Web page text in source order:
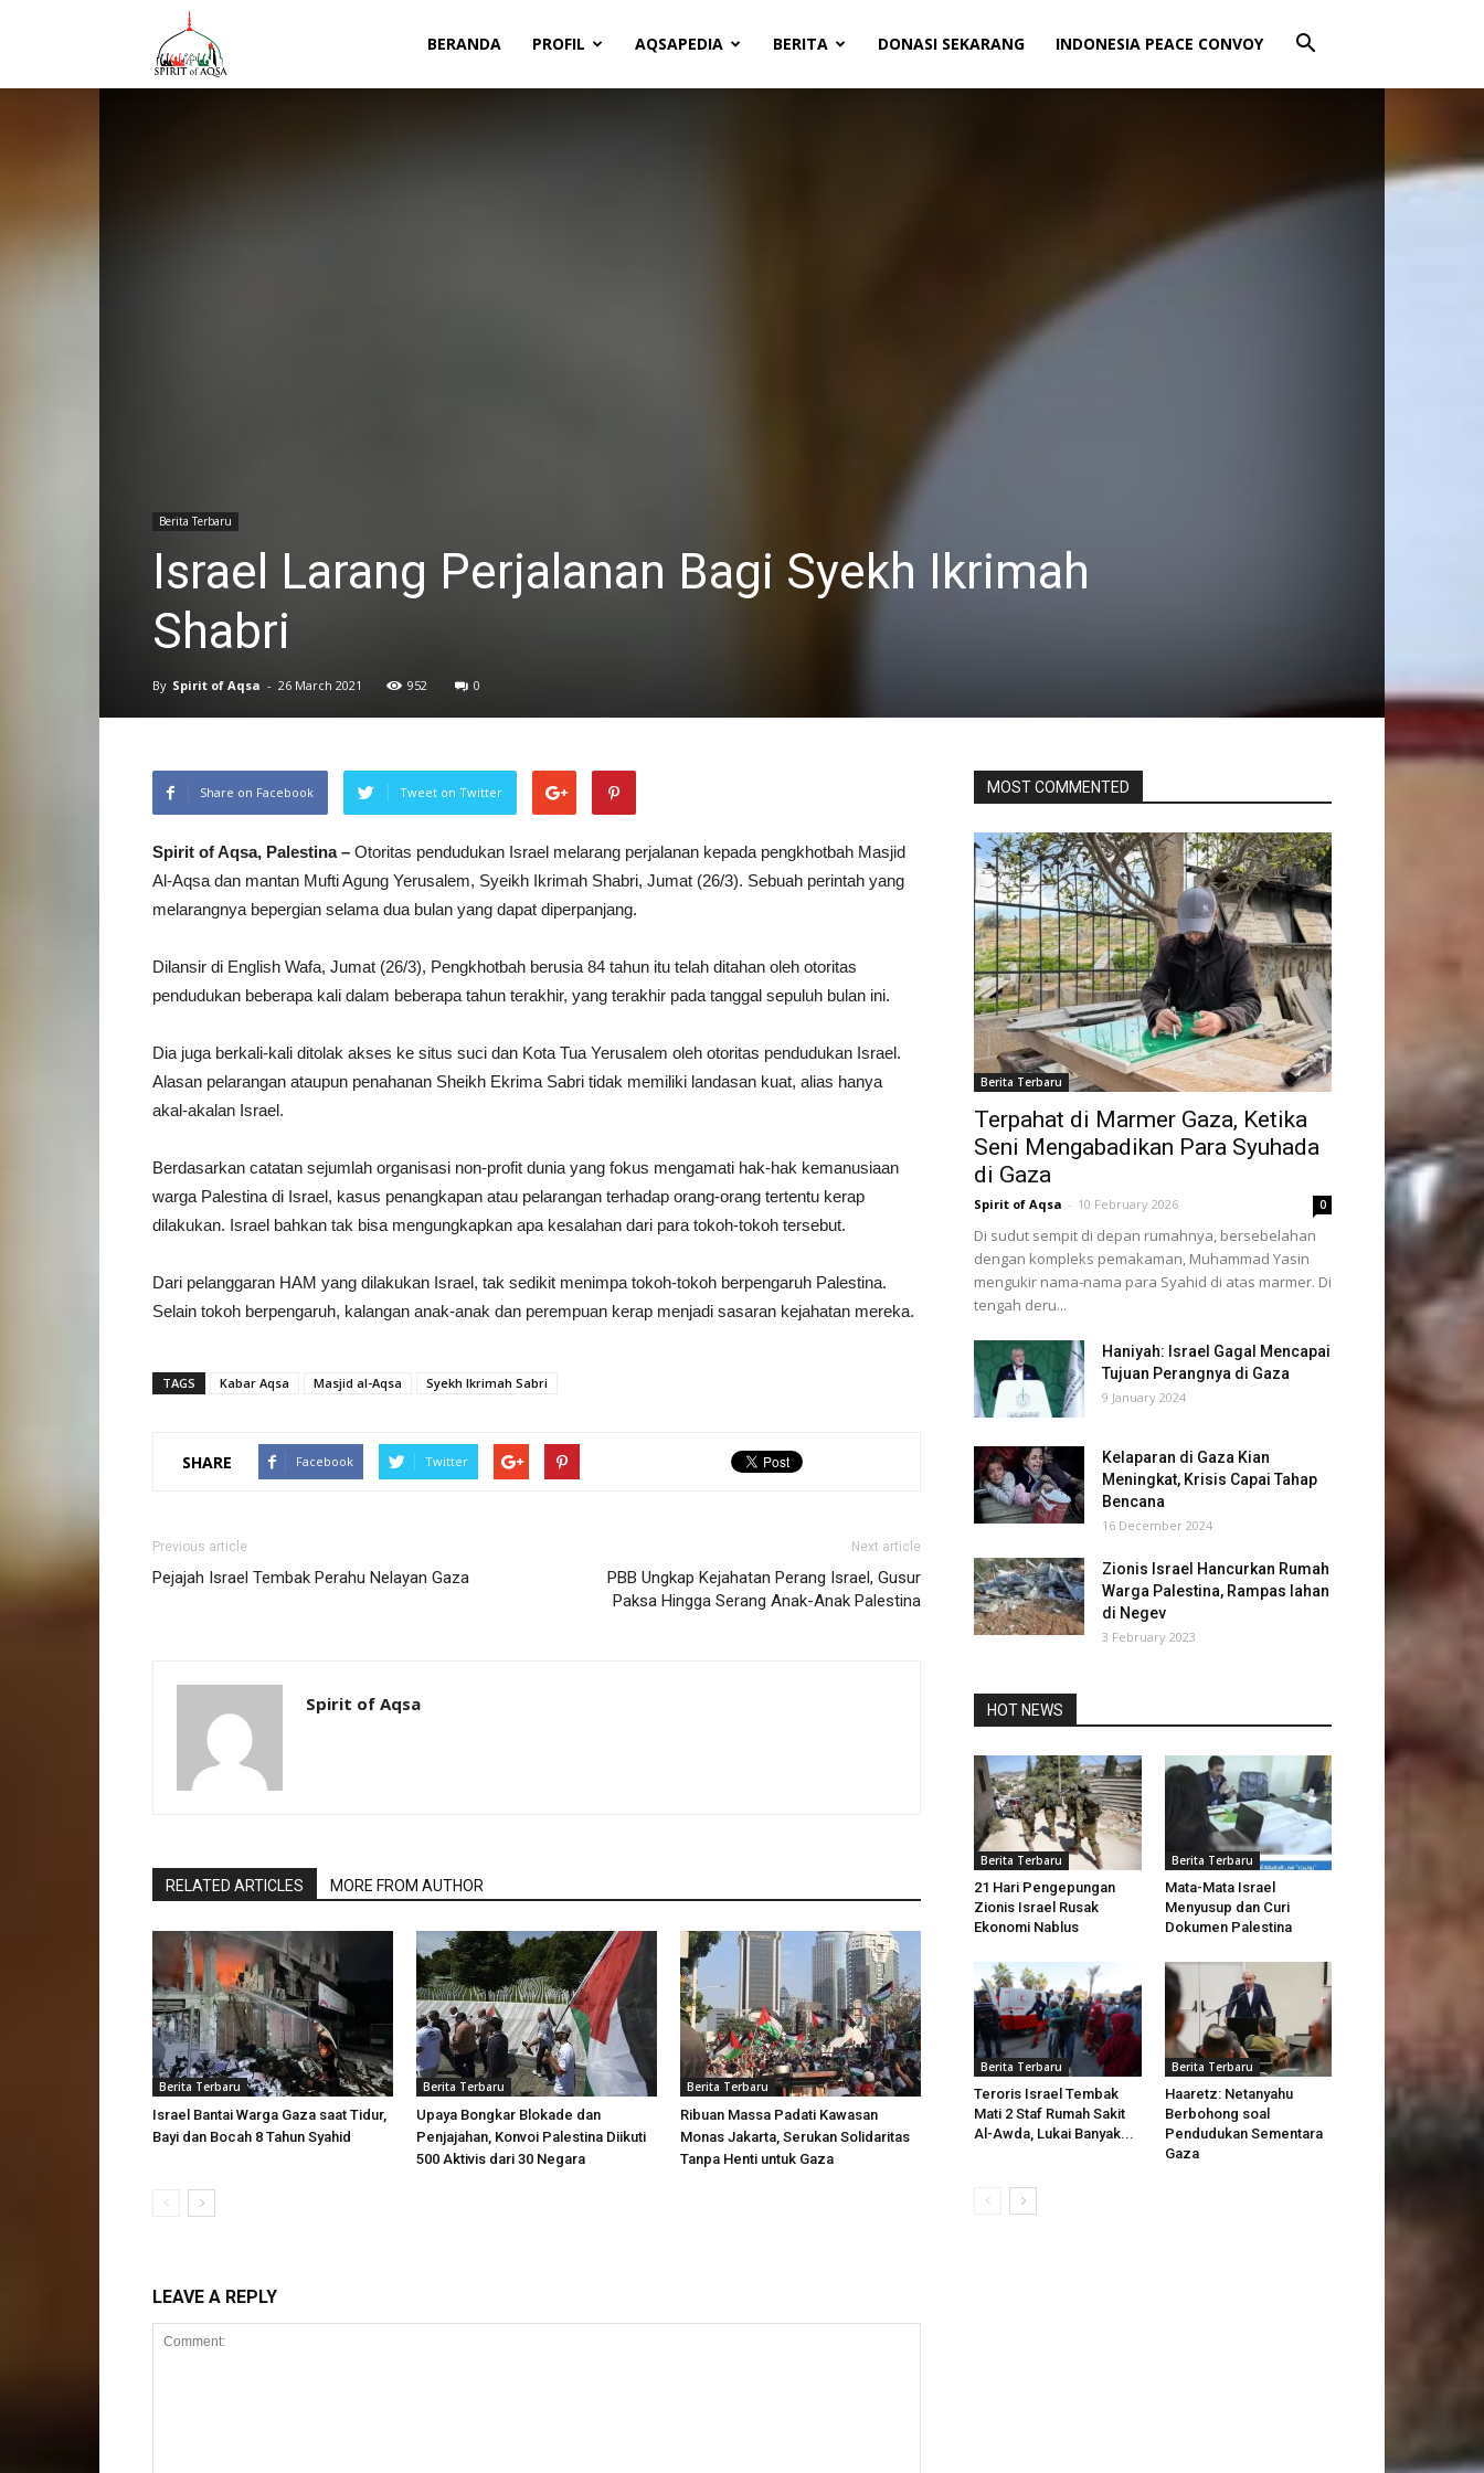
BERANDA PROFIL AQSAPEDIA BERITA DONASI SEKARANG INDONESIA PEACE CONVOY
Berita Terbaru
Israel Larang Perjalanan Bagi Syekh Ikrimah
Shabri
By Spirit of Aqsa - 26 March 2021 952 0
Share on Facebook Tweet on Twitter
Spirit of Aqsa, Palestina – Otoritas pendudukan Israel melarang perjalanan kepada pengkhotbah Masjid
Al-Aqsa dan mantan Mufti Agung Yerusalem, Syeikh Ikrimah Shabri, Jumat (26/3). Sebuah perintah yang
melarangnya bepergian selama dua bulan yang dapat diperpanjang.
Dilansir di English Wafa, Jumat (26/3), Pengkhotbah berusia 84 tahun itu telah ditahan oleh otoritas
pendudukan beberapa kali dalam beberapa tahun terakhir, yang terakhir pada tanggal sepuluh bulan ini.
Dia juga berkali-kali ditolak akses ke situs suci dan Kota Tua Yerusalem oleh otoritas pendudukan Israel.
Alasan pelarangan ataupun penahanan Sheikh Ekrima Sabri tidak memiliki landasan kuat, alias hanya
akal-akalan Israel.
Berdasarkan catatan sejumlah organisasi non-profit dunia yang fokus mengamati hak-hak kemanusiaan
warga Palestina di Israel, kasus penangkapan atau pelarangan terhadap orang-orang tertentu kerap
dilakukan. Israel bahkan tak bisa mengungkapkan apa kesalahan dari para tokoh-tokoh tersebut.
Dari pelanggaran HAM yang dilakukan Israel, tak sedikit menimpa tokoh-tokoh berpengaruh Palestina.
Selain tokoh berpengaruh, kalangan anak-anak dan perempuan kerap menjadi sasaran kejahatan mereka.
TAGS Kabar Aqsa Masjid al-Aqsa Syekh Ikrimah Sabri
SHARE Facebook Twitter
Previous article
Pejajah Israel Tembak Perahu Nelayan Gaza
Next article
PBB Ungkap Kejahatan Perang Israel, Gusur
Paksa Hingga Serang Anak-Anak Palestina
Spirit of Aqsa
RELATED ARTICLES MORE FROM AUTHOR
Berita Terbaru
Israel Bantai Warga Gaza saat Tidur,
Bayi dan Bocah 8 Tahun Syahid
Berita Terbaru
Upaya Bongkar Blokade dan
Penjajahan, Konvoi Palestina Diikuti
500 Aktivis dari 30 Negara
Berita Terbaru
Ribuan Massa Padati Kawasan
Monas Jakarta, Serukan Solidaritas
Tanpa Henti untuk Gaza
LEAVE A REPLY
MOST COMMENTED
Berita Terbaru
Terpahat di Marmer Gaza, Ketika
Seni Mengabadikan Para Syuhada
di Gaza
Spirit of Aqsa - 10 February 2026 0
Di sudut sempit di depan rumahnya, bersebelahan
dengan kompleks pemakaman, Muhammad Yasin
mengukir nama-nama para Syahid di atas marmer. Di
tengah deru...
Haniyah: Israel Gagal Mencapai
Tujuan Perangnya di Gaza
9 January 2024
Kelaparan di Gaza Kian
Meningkat, Krisis Capai Tahap
Bencana
16 December 2024
Zionis Israel Hancurkan Rumah
Warga Palestina, Rampas lahan
di Negev
3 February 2023
HOT NEWS
Berita Terbaru
21 Hari Pengepungan
Zionis Israel Rusak
Ekonomi Nablus
Berita Terbaru
Mata-Mata Israel
Menyusup dan Curi
Dokumen Palestina
Berita Terbaru
Teroris Israel Tembak
Mati 2 Staf Rumah Sakit
Al-Awda, Lukai Banyak...
Berita Terbaru
Haaretz: Netanyahu
Berbohong soal
Pendudukan Sementara
Gaza